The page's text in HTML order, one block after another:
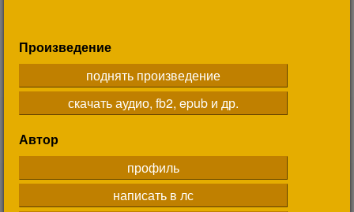
Произведение
поднять произведение
скачать аудио, fb2, epub и др.
Автор
профиль
написать в лс